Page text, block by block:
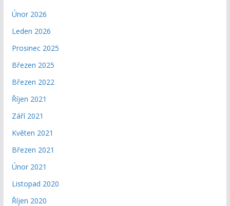
Únor 2026
Leden 2026
Prosinec 2025
Březen 2025
Březen 2022
Říjen 2021
Září 2021
Květen 2021
Březen 2021
Únor 2021
Listopad 2020
Říjen 2020